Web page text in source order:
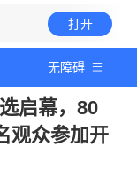
打开
无障碍
启幕，80
观众参加开